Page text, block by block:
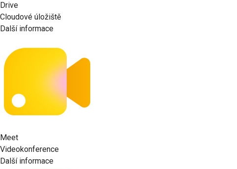
Drive
Cloudové úložiště
Další informace
Meet
Videokonference
Další informace